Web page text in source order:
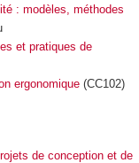
: modèles, méthodes
et pratiques de
ergonomique (CC102)
de conception et de